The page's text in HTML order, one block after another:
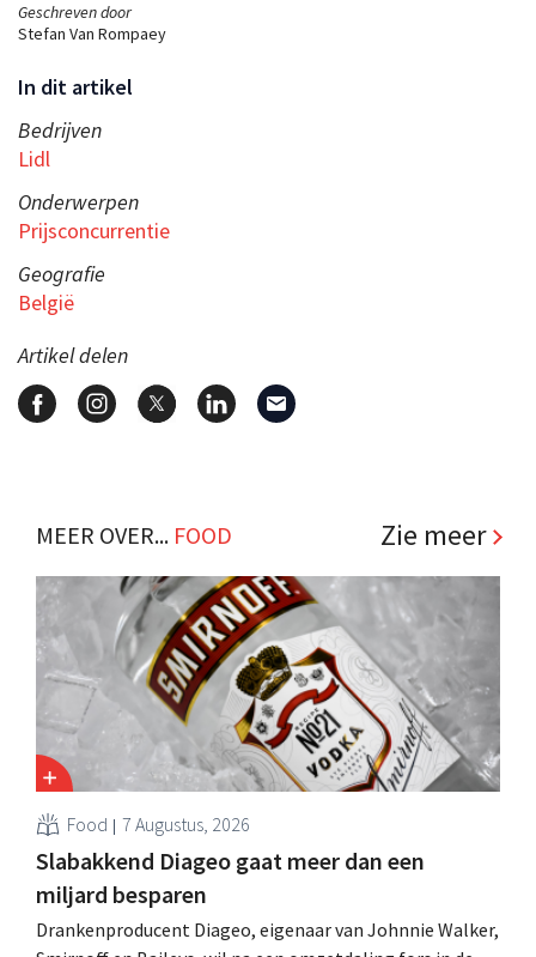
Geschreven door
Stefan Van Rompaey
In dit artikel
Bedrijven
Lidl
Onderwerpen
Prijsconcurrentie
Geografie
België
Artikel delen
MEER OVER... FOOD Zie meer
Food 7 Augustus, 2026
Slabakkend Diageo gaat meer dan een
miljard besparen
Drankenproducent Diageo, eigenaar van Johnnie Walker,